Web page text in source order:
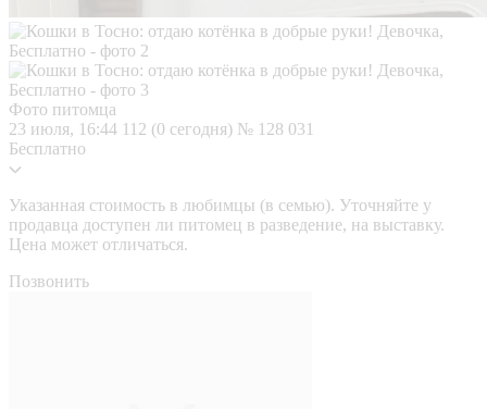
Фото питомца
23 июля, 16:44 112 (0 сегодня) № 128 031
Бесплатно
Указанная стоимость в любимцы (в семью). Уточняйте у
продавца доступен ли питомец в разведение, на выставку.
Цена может отличаться.
Позвонить